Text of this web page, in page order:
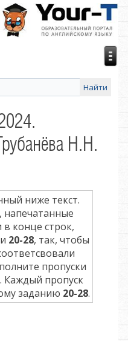
Н.Н.
ниже текст.
напечатанные
конце строк,
20-28, так, чтобы
пропуски
Каждый пропуск
заданию 20-28.